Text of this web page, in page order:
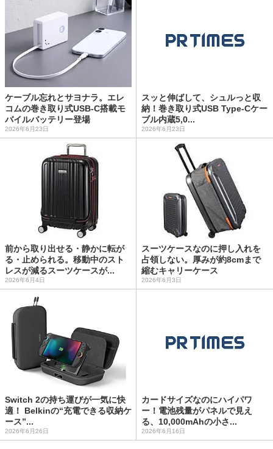
ケーブル忘れとサヨナラ。エレ
コムの巻き取り式USB-C搭載モ
バイルバッテリー登場
2026年6月23日
スッと伸ばして、シュルっと収
納！巻き取り式USB Type-Cケー
ブル内蔵5,0...
2026年6月23日
前から取り出せる・静かに転が
る・止められる。移動中のスト
レスが減るスーツケースが...
2026年6月4日
スーツケースなのに押し入れを
占領しない。厚みが約8cmまで
縮むキャリーケース
2026年6月3日
Switch 2の持ち運びが一気に快
適！ Belkinの“充電できる収納ケ
ース”...
2026年6月26日
カードサイズなのにハイパワ
ー！電池残量がパネルで見え
る、10,000mAhの小さ...
2026年6月16日